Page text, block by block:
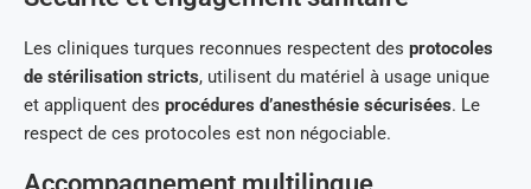
Les cliniques turques reconnues respectent des protocoles
de stérilisation stricts, utilisent du matériel à usage unique
et appliquent des procédures d’anesthésie sécurisées. Le
respect de ces protocoles est non négociable.